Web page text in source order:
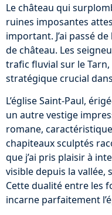
Le château qui
ruines imposantes
important. J’ai passé
de château. Les
trafic fluvial sur le
stratégique crucial
L’église Saint-Paul,
un autre vestige
romane, caractéristique
chapiteaux sculptés
que j’ai pris plaisir à
visible depuis la vallée,
Cette dualité entre les
incarne parfaitement